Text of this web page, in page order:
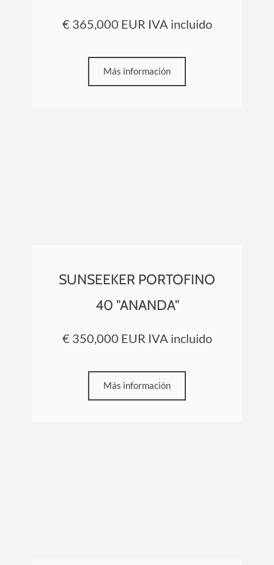
€ 365,000 EUR IVA incluido
Más información
SUNSEEKER PORTOFINO
40 "ANANDA"
€ 350,000 EUR IVA incluido
Más información